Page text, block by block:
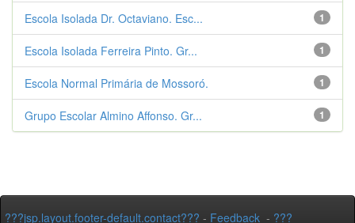
1
Escola Isolada Dr. Octaviano. Esc...
1
Escola Isolada Ferreira Pinto. Gr...
1
Escola Normal Primária de Mossoró.
1
Grupo Escolar Almino Affonso. Gr...
???jsp.layout.footer-default.contact??? - Feedback - ???